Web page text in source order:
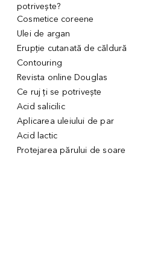
potrivește?
Cosmetice coreene
Ulei de argan
Erupție cutanată de căldură
Contouring
Revista online Douglas
Ce ruj ți se potrivește
Acid salicilic
Aplicarea uleiului de par
Acid lactic
Protejarea părului de soare